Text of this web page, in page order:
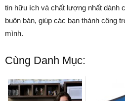
tin hữu ích và chất lượng nhất dành
buôn bán, giúp các bạn thành công
mình.
Cùng Danh Mục: